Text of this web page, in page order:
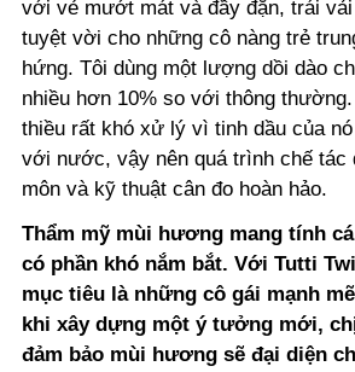
với vẻ mướt mát và đầy đặn, trái
tuyệt vời cho những cô nàng trẻ
hứng. Tôi dùng một lượng dồi dào
nhiều hơn 10% so với thông
thiều rất khó xử lý vì tinh dầu của
với nước, vậy nên quá trình chế tác
môn và kỹ thuật cân đo hoàn hảo.
Thẩm mỹ mùi hương mang tính
có phần khó nắm bắt. Với Tutti
mục tiêu là những cô gái mạnh
khi xây dựng một ý tưởng mới,
đảm bảo mùi hương sẽ đại diện